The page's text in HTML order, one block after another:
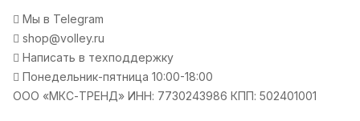
Мы в Telegram
shop@volley.ru
Написать в техподдержку
Понедельник-пятница 10:00-18:00
ООО «МКС-ТРЕНД» ИНН: 7730243986 КПП: 502401001